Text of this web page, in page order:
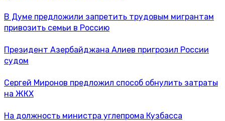
В Думе предложили запретить трудовым мигрантам
привозить семьи в Россию
Президент Азербайджана Алиев пригрозил России
судом
Сергей Миронов предложил способ обнулить затраты
на ЖКХ
На должность министра углепрома Кузбасса